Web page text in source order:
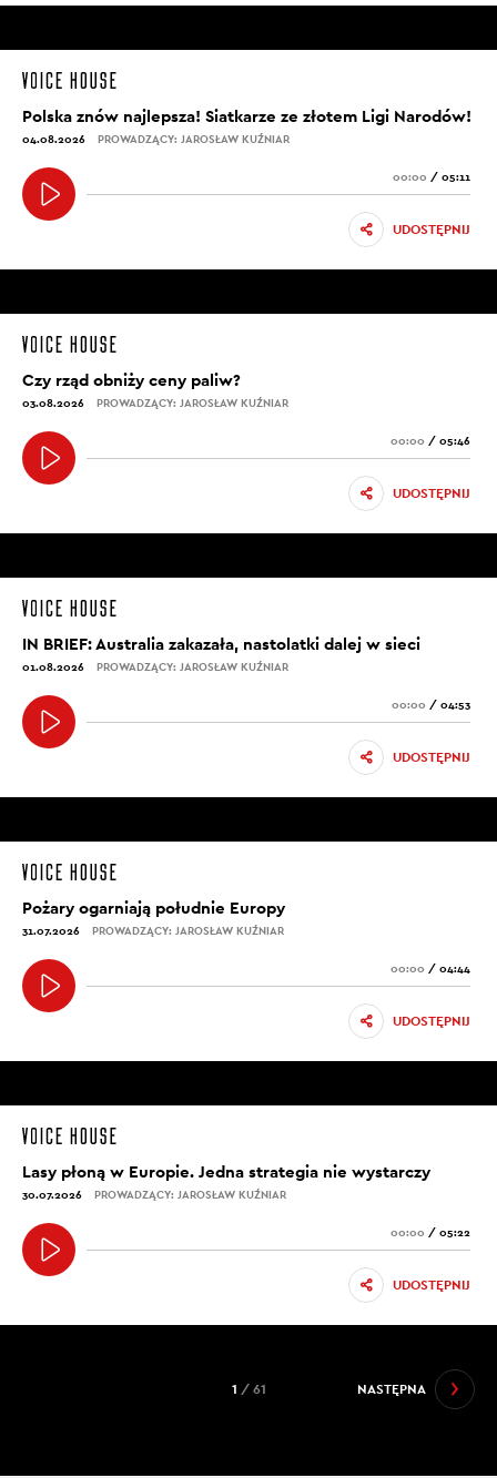
Polska znów najlepsza! Siatkarze ze złotem Ligi Narodów!
04.08.2026 PROWADZĄCY: JAROSŁAW KUŹNIAR
00:00 / 05:11
UDOSTĘPNIJ
Czy rząd obniży ceny paliw?
03.08.2026 PROWADZĄCY: JAROSŁAW KUŹNIAR
00:00 / 05:46
UDOSTĘPNIJ
IN BRIEF: Australia zakazała, nastolatki dalej w sieci
01.08.2026 PROWADZĄCY: JAROSŁAW KUŹNIAR
00:00 / 04:53
UDOSTĘPNIJ
Pożary ogarniają południe Europy
31.07.2026 PROWADZĄCY: JAROSŁAW KUŹNIAR
00:00 / 04:44
UDOSTĘPNIJ
Lasy płoną w Europie. Jedna strategia nie wystarczy
30.07.2026 PROWADZĄCY: JAROSŁAW KUŹNIAR
00:00 / 05:22
UDOSTĘPNIJ
NASTĘPNA
1 / 61